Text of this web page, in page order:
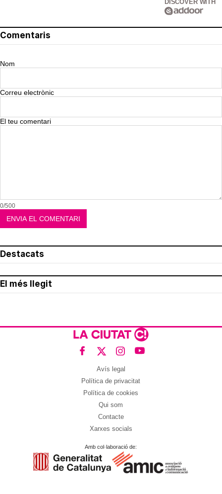
DISCOVER WITH
Comentaris
Nom
Correu electrònic
El teu comentari
0/500
Destacats
El més llegit
Avís legal
Política de privacitat
Política de cookies
Qui som
Contacte
Xarxes socials
Amb col·laboració de: